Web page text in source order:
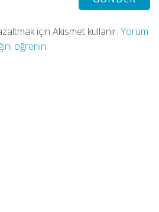
için Akismet kullanır. Yorum
öğrenin.